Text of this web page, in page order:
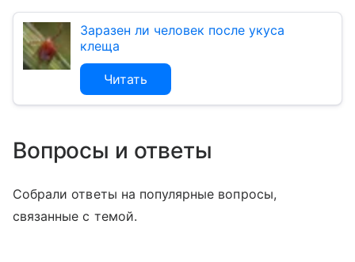
Заразен ли человек после укуса
клеща
Читать
Вопросы и ответы
Собрали ответы на популярные вопросы,
связанные с темой.